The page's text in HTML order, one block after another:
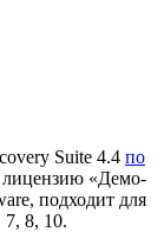
Suite 4.4 по
лицензию «Демо-
подходит для
7, 8, 10.